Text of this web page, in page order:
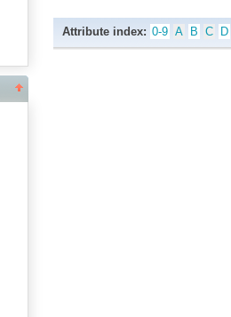
Attribute index: 0-9 A B C D